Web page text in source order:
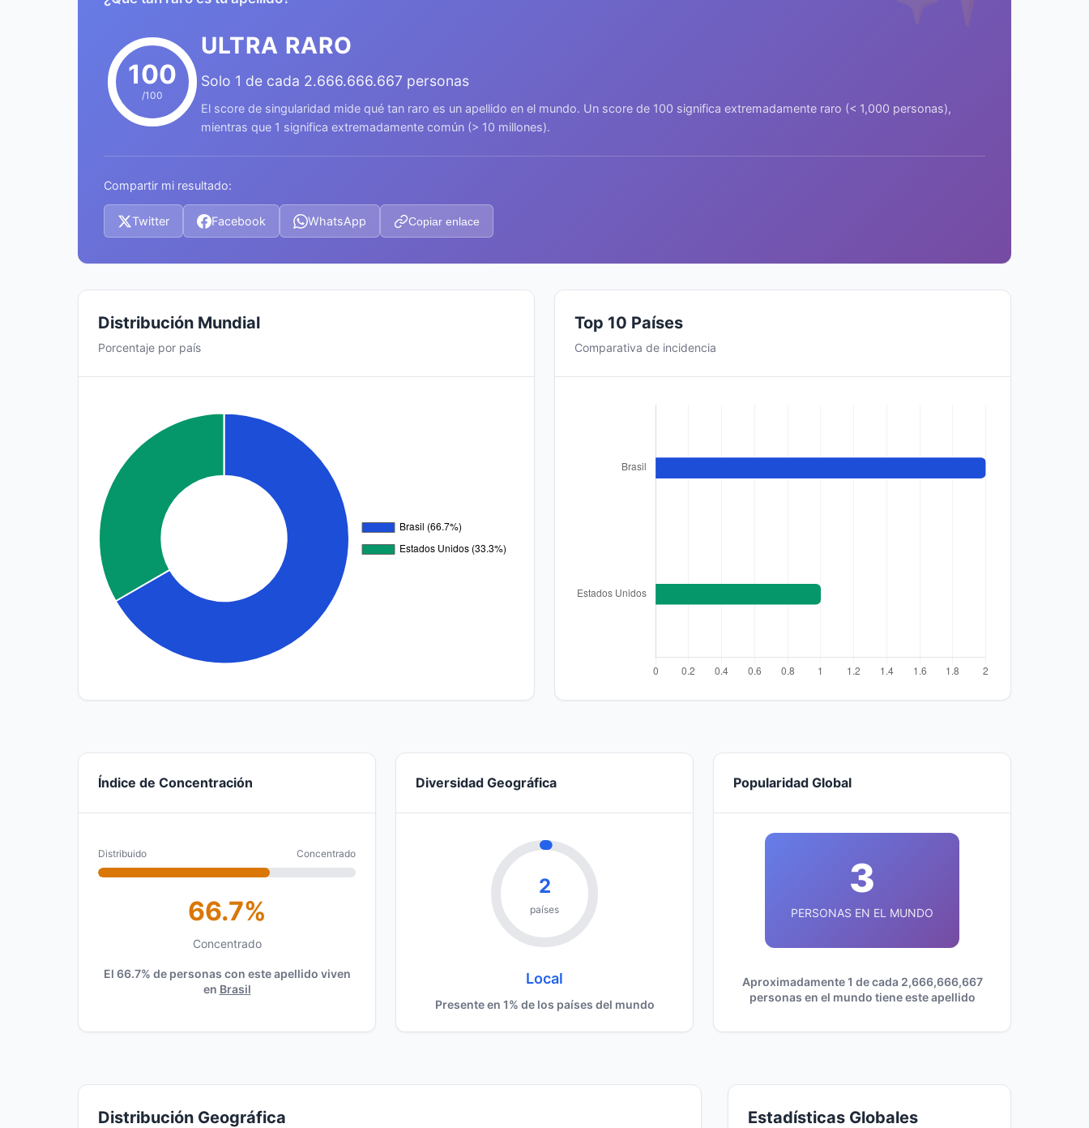
100
/100
ULTRA RARO
Solo 1 de cada 2.666.666.667 personas
El score de singularidad mide qué tan raro es un apellido en el mundo. Un score de 100 significa extremadamente raro (< 1,000 personas),
mientras que 1 significa extremadamente común (> 10 millones).
Compartir mi resultado:
Twitter Facebook WhatsApp Copiar enlace
Distribución Mundial
Porcentaje por país
Top 10 Países
Comparativa de incidencia
Índice de Concentración
Distribuido Concentrado
66.7%
Concentrado
El 66.7% de personas con este apellido viven
en Brasil
Diversidad Geográfica
2
países
Local
Presente en 1% de los países del mundo
Popularidad Global
3
PERSONAS EN EL MUNDO
Aproximadamente 1 de cada 2,666,666,667
personas en el mundo tiene este apellido
Distribución Geográfica Estadísticas Globales